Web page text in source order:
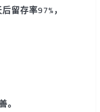
留存率97%，